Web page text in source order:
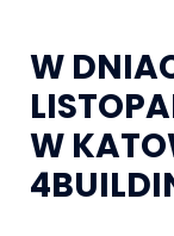
W
W